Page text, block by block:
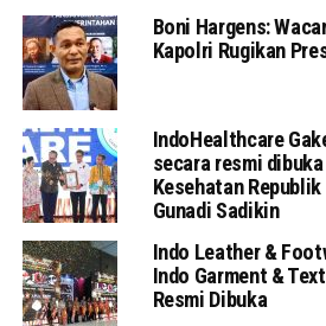
Boni Hargens:
Kapolri Rugikan
IndoHealthcare
secara resmi
Kesehatan
Gunadi Sadikin
Indo Leather &
Indo Garment &
Resmi Dibuka